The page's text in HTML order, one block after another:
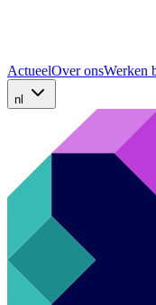
ActueelOver onsWerken
nl